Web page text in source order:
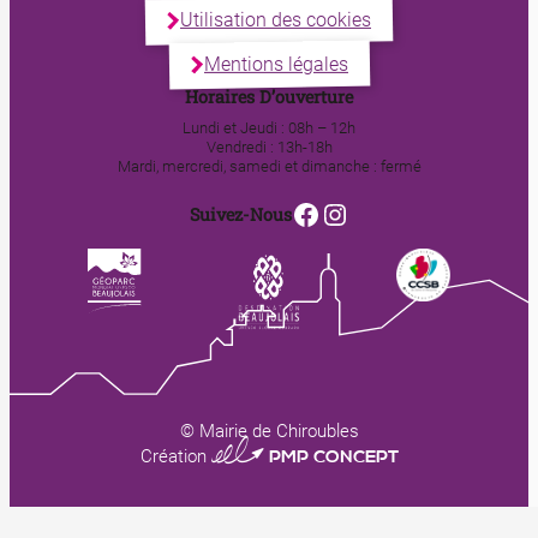
Utilisation des cookies
Mentions légales
Horaires D’ouverture
Lundi et Jeudi : 08h – 12h
Vendredi : 13h-18h
Mardi, mercredi, samedi et dimanche : fermé
Suivez-NousFacebook
Instagram
© Mairie de Chiroubles
Création 0123 PMP CONCEPT